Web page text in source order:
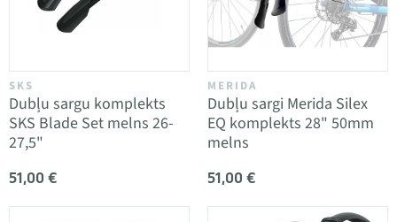
SKS
Dubļu sargu komplekts
SKS Blade Set melns 26-
27,5"
51,00 €
MERIDA
Dubļu sargi Merida Silex
EQ komplekts 28" 50mm
melns
51,00 €